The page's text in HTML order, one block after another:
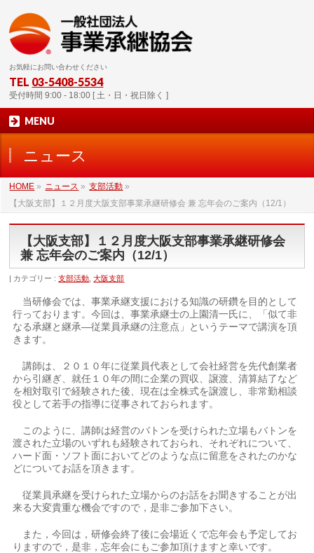
お気軽にお問い合わせください
TEL 03-5408-5534
受付時間 9:00 - 18:00 [ 土・日・祝日除く ]
MENU
ニュース
HOME » ニュース » 支部活動 »
【大阪支部】１２月度大阪支部事業承継研修会 兼 忘年会のご案内（12/1）
【大阪支部】１２月度大阪支部事業承継研修会
兼 忘年会のご案内（12/1）
カテゴリー :支部活動 ,大阪支部
当研修会では、事業承継支援における知識の研鑽を目的として
行っております。今回は、事業承継士の上園清一氏に、「似て非
なる承継と継承―従業員承継の注意点」というテーマで講演を頂
きます。
講師は、２０１０年に従業員代表として会社経営を先代創業者
から引継ぎ、就任１０年の間に企業の買収、譲渡、清算結了など
を相対取引で経験された後、現在は全株式を譲渡し、非常勤相談
役として若手の指導に従事されておられます。
このように、講師は経営のバトンを受けられた立場もバトンを
渡された立場のいずれも経験されておられ、それぞれについて、
ハード面・ソフト面においてどのような点に留意をされたのかな
どについてお話を頂きます。
従業員承継を受けられた立場からのお話をお聞きすることが出
来る大変貴重な機会ですので，是非ご参加下さい。
また，今回は，研修会終了後に会場近くで忘年会も予定してお
りますので，是非，忘年会にもご参加頂けますと幸いです。